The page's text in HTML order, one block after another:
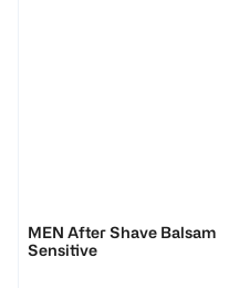
MEN After Shave Balsam
Sensitive